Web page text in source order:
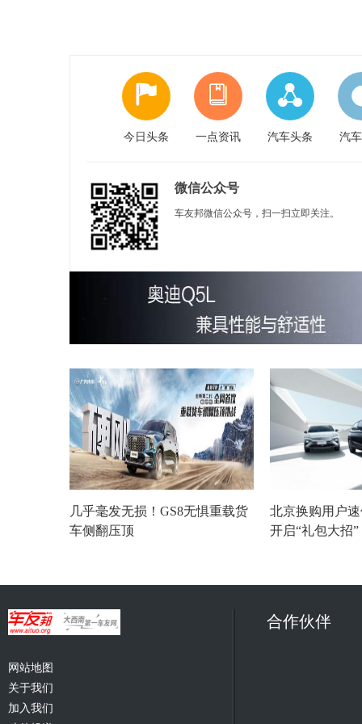
今日头条 一点资讯 汽车头条 汽
微信公众号
车友邦微信公众号，扫一扫立即关注。
几乎毫发无损！GS8无惧重载货
车侧翻压顶
北京换购用户
开启“礼包大招
网站地图
关于我们
加入我们
合作伙伴